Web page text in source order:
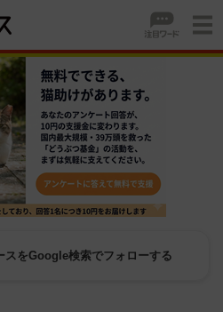
スをGoogle検索でフォローする